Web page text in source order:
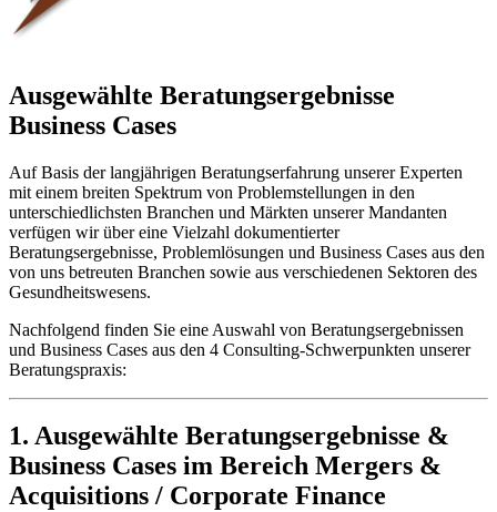
Ausgewählte Beratungsergebnisse
Business Cases
Auf Basis der langjährigen Beratungserfahrung unserer Experten
mit einem breiten Spektrum von Problemstellungen in den
unterschiedlichsten Branchen und Märkten unserer Mandanten
verfügen wir über eine Vielzahl dokumentierter
Beratungsergebnisse, Problemlösungen und Business Cases aus den
von uns betreuten Branchen sowie aus verschiedenen Sektoren des
Gesundheitswesens.
Nachfolgend finden Sie eine Auswahl von Beratungsergebnissen
und Business Cases aus den 4 Consulting-Schwerpunkten unserer
Beratungspraxis:
1. Ausgewählte Beratungsergebnisse &
Business Cases im Bereich Mergers &
Acquisitions / Corporate Finance